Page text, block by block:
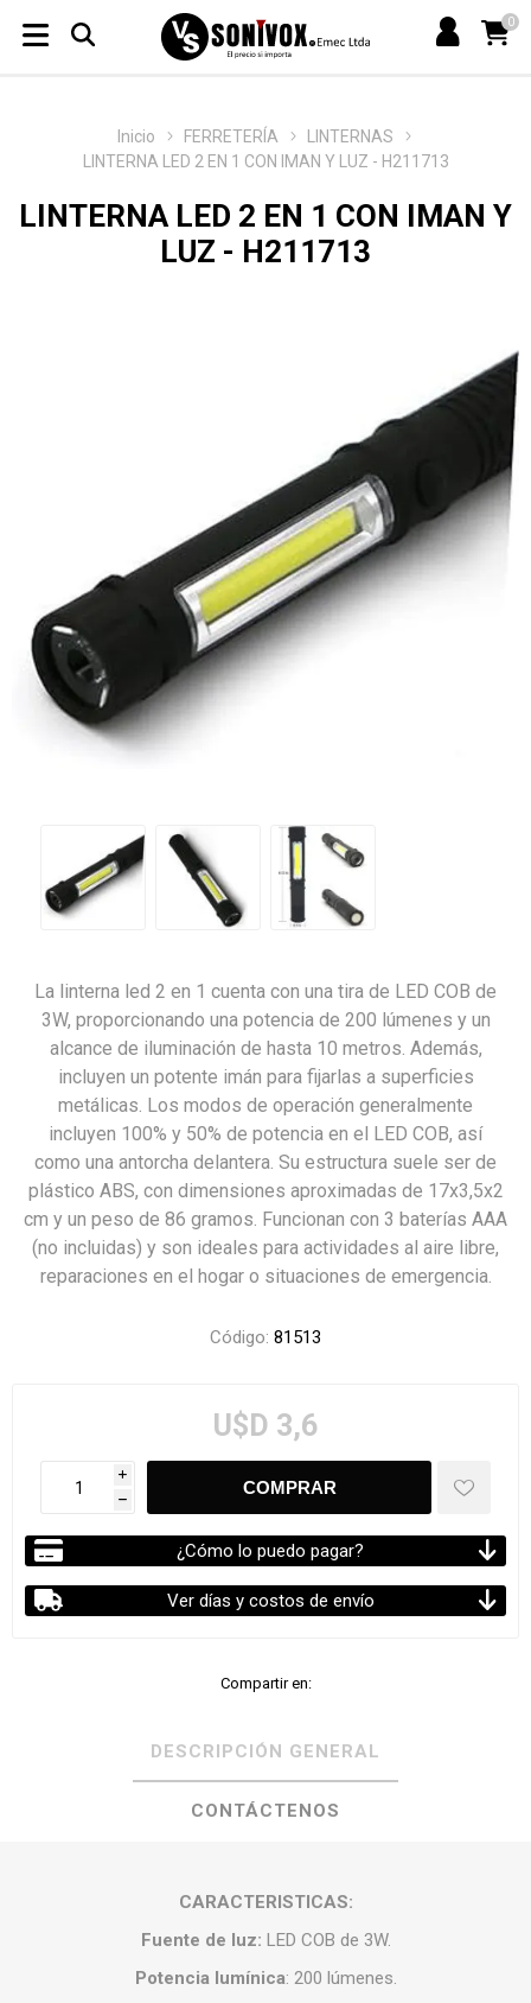
0
Inicio FERRETERÍA
LINTERNAS
LINTERNA LED 2 EN 1 CON IMAN Y LUZ - H211713
LINTERNA LED 2 EN 1 CON IMAN Y
LUZ - H211713
La linterna led 2 en 1 cuenta con una tira de LED COB de
3W, proporcionando una potencia de 200 lúmenes y un
alcance de iluminación de hasta 10 metros. Además,
incluyen un potente imán para fijarlas a superficies
metálicas. Los modos de operación generalmente
incluyen 100% y 50% de potencia en el LED COB, así
como una antorcha delantera. Su estructura suele ser de
plástico ABS, con dimensiones aproximadas de 17x3,5x2
cm y un peso de 86 gramos. Funcionan con 3 baterías AAA
(no incluidas) y son ideales para actividades al aire libre,
reparaciones en el hogar o situaciones de emergencia.
Código: 81513
U$D 3,6
i
h
¿Cómo lo puedo pagar?
Ver días y costos de envío
Compartir en:
DESCRIPCIÓN GENERAL
CONTÁCTENOS
CARACTERISTICAS:
Fuente de luz: LED COB de 3W.
Potencia lumínica: 200 lúmenes.